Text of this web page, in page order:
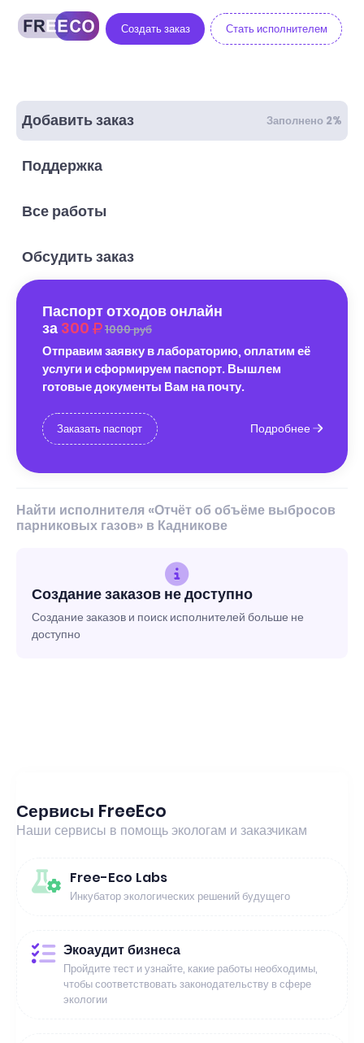
Создать заказ Стать исполнителем
Добавить заказ Заполнено 2%
Поддержка
Все работы
Обсудить заказ
Паспорт отходов онлайн
за 300 1000 руб
Отправим заявку в лабораторию, оплатим её
услуги и сформируем паспорт. Вышлем
готовые документы Вам на почту.
Заказать паспорт Подробнее
Найти исполнителя «Отчёт об объёме выбросов
парниковых газов» в Кадникове
Создание заказов не доступно
Создание заказов и поиск исполнителей больше не
доступно
Сервисы FreeEco
Наши сервисы в помощь экологам и заказчикам
Free-Eco Labs
Инкубатор экологических решений будущего
Экоаудит бизнеса
Пройдите тест и узнайте, какие работы необходимы,
чтобы соответствовать законодательству в сфере
экологии